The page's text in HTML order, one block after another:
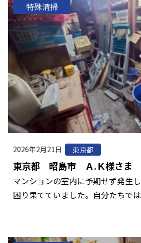
特殊清掃
2026年2月21日 東京都
東京都 昭島市 Ａ.Ｋ様さま
マンションの室内に予期せず発生
困り果てていました。自分たちで